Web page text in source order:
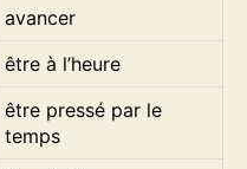
avancer
être à l’heure
être pressé par le
temps